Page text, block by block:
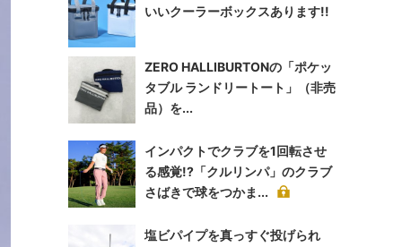
いいクーラーボックスあります!!
ZERO HALLIBURTONの「ポケッ
タブル ランドリートート」（非売
品）を...
インパクトでクラブを1回転させ
る感覚!?「クルリンパ」のクラブ
さばきで球をつかま...
塩ビパイプを真っすぐ投げられ